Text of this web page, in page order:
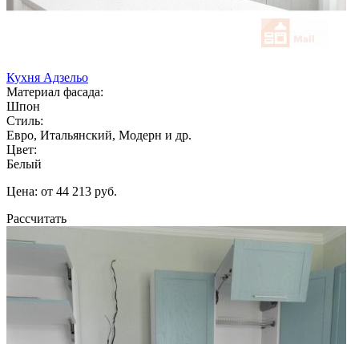
Кухня Адзельо
Материал фасада:
Шпон
Стиль:
Евро, Итальянский, Модерн и др.
Цвет:
Белый
Цена: от 44 213 руб.
Рассчитать